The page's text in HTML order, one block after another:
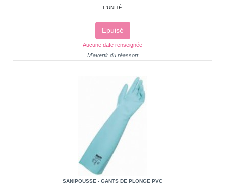
L'UNITÉ
Epuisé
Aucune date renseignée
M'avertir du réassort
SANIPOUSSE - GANTS DE PLONGE PVC